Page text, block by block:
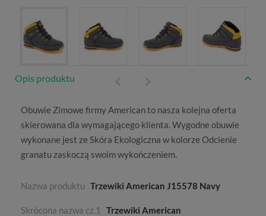
Opis produktu
Obuwie Zimowe firmyAmericanto nasza kolejna oferta
skierowana dla wymagającego klienta. Wygodne obuwie
wykonane jest ze Skóra Ekologiczna w kolorze Odcienie
granatu zaskoczą swoim wykończeniem.
Nazwa produktu Trzewiki American J15578 Navy
Skrócona nazwa cz.1 Trzewiki American